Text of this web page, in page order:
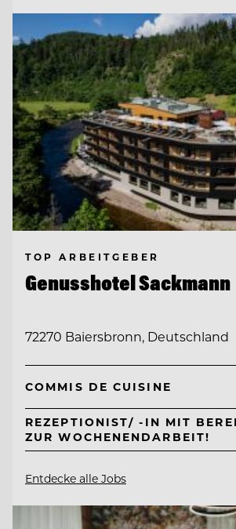
TOP ARBEITGEBER
Genusshotel Sackmann
72270 Baiersbronn, Deutschland
COMMIS DE CUISINE
REZEPTIONIST/ -IN MIT
ZUR WOCHENENDARBEIT!
Entdecke alle Jobs